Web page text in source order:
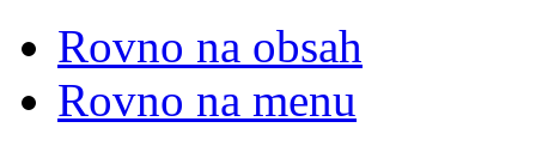
Rovno na obsah
Rovno na menu